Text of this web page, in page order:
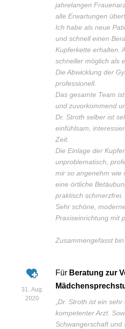
jahrelangen
alle Erwartungen
Ich habe als neue
und schnell einen
Kupferkette erhalten.
schneller möglich als
Die Abwicklung der
professionell.
Das gesamte Team
und zuvorkommend
Dr. Stroth selber ist
einfühlsam,
Zeit.
Die Einlage der
unproblematisch,
mir so angenehm wie
eine örtliche
praktisch schmerzfrei.
Sehr schöne,
Praxiseinrichtung mit
Zusammengefasst
31. Aug.
2020
Für Beratung zur
Dr. Stroth ist ein
kompetenter Arzt.
Schwangerschaft und